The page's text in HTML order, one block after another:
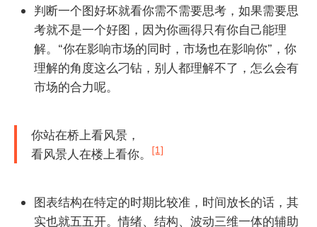
判断一个图好坏就看你需不需要思考，如果需要思
考就不是一个好图，因为你画得只有你自己能理
解。“你在影响市场的同时，市场也在影响你”，你
理解的角度这么刁钻，别人都理解不了，怎么会有
市场的合力呢。
你站在桥上看风景，
看风景人在楼上看你。
[1]
图表结构在特定的时期比较准，时间放长的话，其
实也就五五开。情绪、结构、波动三维一体的辅助